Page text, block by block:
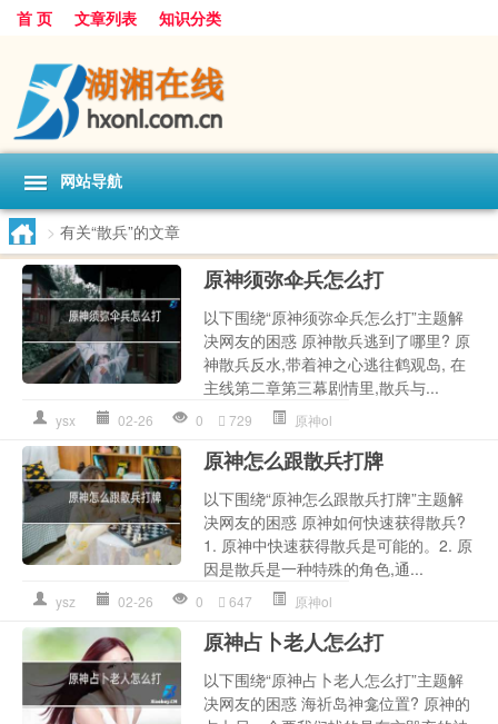
首 页 文章列表 知识分类
网站导航
> 有关“散兵”的文章
原神须弥伞兵怎么打
以下围绕“原神须弥伞兵怎么打”主题解
决网友的困惑 原神散兵逃到了哪里? 原
神散兵反水,带着神之心逃往鹤观岛, 在
主线第二章第三幕剧情里,散兵与...
ysx 02-26 0 729 原神ol
原神怎么跟散兵打牌
以下围绕“原神怎么跟散兵打牌”主题解
决网友的困惑 原神如何快速获得散兵?
1. 原神中快速获得散兵是可能的。2. 原
因是散兵是一种特殊的角色,通...
ysz 02-26 0 647 原神ol
原神占卜老人怎么打
以下围绕“原神占卜老人怎么打”主题解
决网友的困惑 海祈岛神龛位置? 原神的